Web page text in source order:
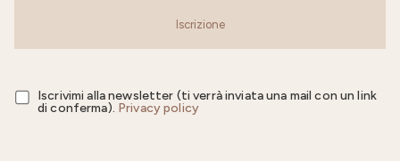
Iscrizione
Iscrivimi alla newsletter (ti verrà inviata una mail con un link
di conferma). Privacy policy